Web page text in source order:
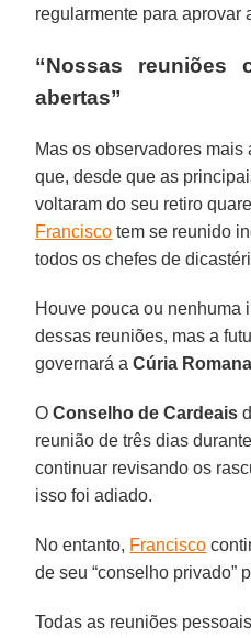
regularmente para aprovar
“Nossas reuniões
abertas”
Mas os observadores mais
que, desde que as
voltaram do seu retiro
Francisco tem se reunido
todos os chefes de
Houve pouca ou nenhuma
dessas reuniões, mas a
governará aCúria Romana
OConselho de Cardeais
reunião de três dias
continuar revisando os
isso foi adiado.
No entanto, Francisco
de seu “conselho privado”
Todas as reuniões